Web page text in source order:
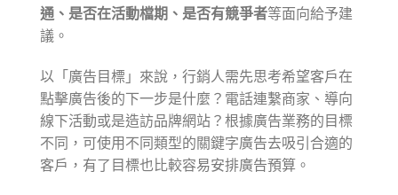
通、是否在活動檔期、是否有競爭者等面向給予建
議。
以「廣告目標」來說，行銷人需先思考希望客戶在
點擊廣告後的下一步是什麼？電話連繫商家、導向
線下活動或是造訪品牌網站？根據廣告業務的目標
不同，可使用不同類型的關鍵字廣告去吸引合適的
客戶，有了目標也比較容易安排廣告預算。